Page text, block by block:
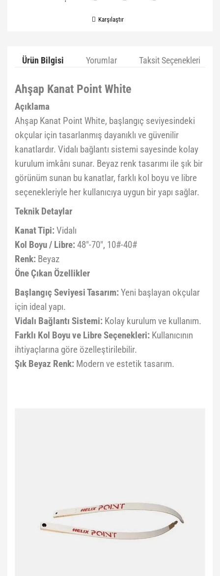
Karşılaştır
Ürün Bilgisi Yorumlar Taksit Seçenekleri
Ahşap Kanat Point White
Açıklama
Ahşap Kanat Point White, başlangıç seviyesindeki
okçular için tasarlanmış dayanıklı ve güvenilir
kanatlardır. Vidalı bağlantı sistemi sayesinde kolay
kurulum imkânı sunar. Beyaz renk tasarımı ile şık bir
görünüm sunan bu kanatlar, farklı kol boyu ve libre
seçenekleriyle her kullanıcıya uygun bir yapı sağlar.
Teknik Detaylar
Kanat Tipi: Vidalı
Kol Boyu / Libre: 48"-70", 10#-40#
Renk: Beyaz
Öne Çıkan Özellikler
Başlangıç Seviyesi Tasarım: Yeni başlayan okçular
için ideal yapı.
Vidalı Bağlantı Sistemi: Kolay kurulum ve kullanım.
Farklı Kol Boyu ve Libre Seçenekleri: Kullanıcının
ihtiyaçlarına göre özelleştirilebilir.
Şık Beyaz Renk: Modern ve estetik tasarım.